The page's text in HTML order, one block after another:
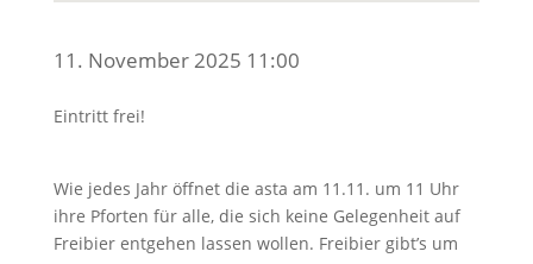
11. November 2025 11:00
Eintritt frei!
Wie jedes Jahr öffnet die asta am 11.11. um 11 Uhr
ihre Pforten für alle, die sich keine Gelegenheit auf
Freibier entgehen lassen wollen. Freibier gibt’s um